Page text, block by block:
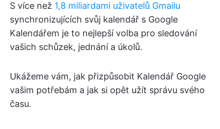
S více než 1,8 miliardami uživatelů Gmailu
synchronizujících svůj kalendář s Google
Kalendářem je to nejlepší volba pro sledování
vašich schůzek, jednání a úkolů.
Ukážeme vám, jak přizpůsobit Kalendář Google
vašim potřebám a jak si opět užít správu svého
času.